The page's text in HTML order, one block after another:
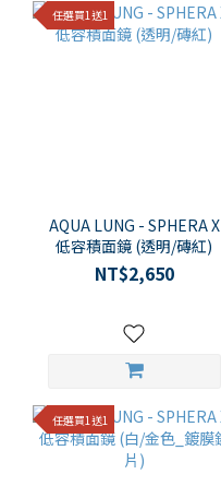
任選買1送1
AQUA LUNG - SPHERA X
低容積面鏡 (透明/磚紅)
NT$2,650
任選買1送1